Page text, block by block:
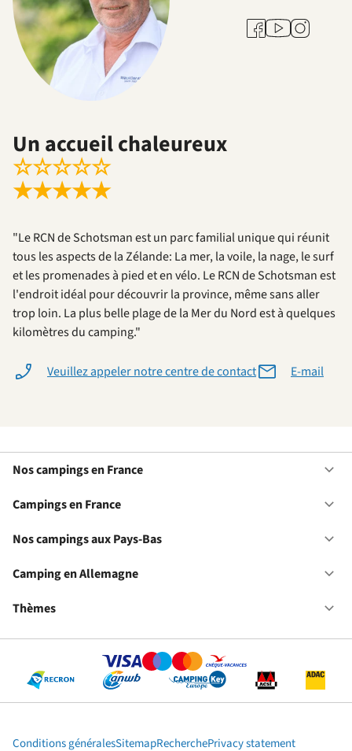
Facebook
YoutubeInstagram
Un accueil chaleureux
☆☆☆☆☆
★★★★★
"Le RCN de Schotsman est un parc familial unique qui réunit
tous les aspects de la Zélande: La mer, la voile, la nage, le surf
et les promenades à pied et en vélo. Le RCN de Schotsman est
l'endroit idéal pour découvrir la province, même sans aller
trop loin. La plus belle plage de la Mer du Nord est à quelques
kilomètres du camping."
Veuillez appeler notre centre de contact E-mail
Nos campings en France
Campings en France
Nos campings aux Pays-Bas
Camping en Allemagne
Thèmes
Conditions généralesSitemapRecherchePrivacy statement